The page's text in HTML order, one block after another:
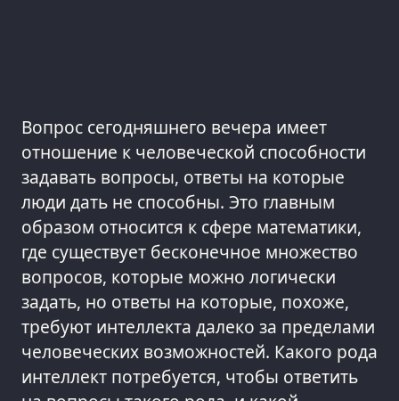
Вопрос сегодняшнего вечера имеет
отношение к человеческой способности
задавать вопросы, ответы на которые
люди дать не способны. Это главным
образом относится к сфере математики,
где существует бесконечное множество
вопросов, которые можно логически
задать, но ответы на которые, похоже,
требуют интеллекта далеко за пределами
человеческих возможностей. Какого рода
интеллект потребуется, чтобы ответить